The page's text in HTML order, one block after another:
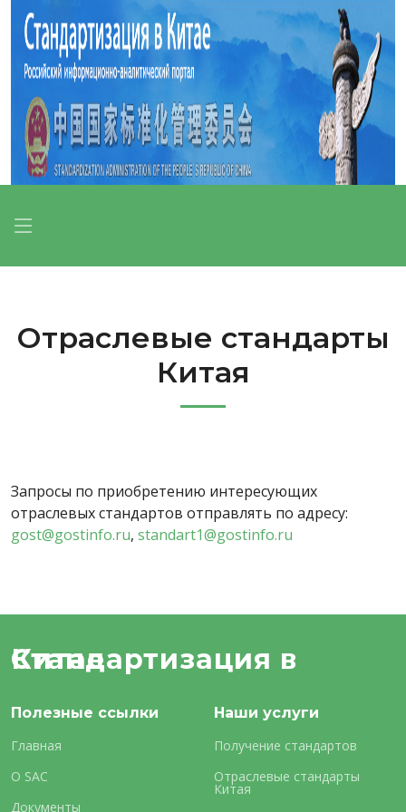
Отраслевые стандарты
Китая
Запросы по приобретению интересующих
отраслевых стандартов отправлять по адресу:
gost@gostinfo.ru, standart1@gostinfo.ru
Стандартизация в Китае
Полезные ссылки
Главная
О SAC
Документы
Наши услуги
Получение стандартов
Отраслевые стандарты
Китая